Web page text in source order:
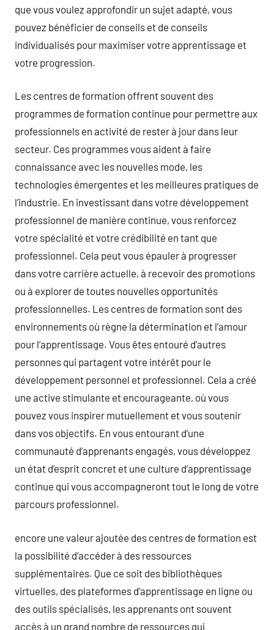
que vous voulez approfondir un sujet adapté, vous
pouvez bénéficier de conseils et de conseils
individualisés pour maximiser votre apprentissage et
votre progression.
Les centres de formation offrent souvent des
programmes de formation continue pour permettre aux
professionnels en activité de rester à jour dans leur
secteur. Ces programmes vous aident à faire
connaissance avec les nouvelles mode, les
technologies émergentes et les meilleures pratiques de
l’industrie. En investissant dans votre développement
professionnel de manière continue, vous renforcez
votre spécialité et votre crédibilité en tant que
professionnel. Cela peut vous épauler à progresser
dans votre carrière actuelle, à recevoir des promotions
ou à explorer de toutes nouvelles opportunités
professionnelles. Les centres de formation sont des
environnements où règne la détermination et l’amour
pour l’apprentissage. Vous êtes entouré d’autres
personnes qui partagent votre intérêt pour le
développement personnel et professionnel. Cela a créé
une active stimulante et encourageante, où vous
pouvez vous inspirer mutuellement et vous soutenir
dans vos objectifs. En vous entourant d’une
communauté d’apprenants engagés, vous développez
un état d’esprit concret et une culture d’apprentissage
continue qui vous accompagneront tout le long de votre
parcours professionnel.
encore une valeur ajoutée des centres de formation est
la possibilité d’accéder à des ressources
supplémentaires. Que ce soit des bibliothèques
virtuelles, des plateformes d’apprentissage en ligne ou
des outils spécialisés, les apprenants ont souvent
accès à un grand nombre de ressources qui